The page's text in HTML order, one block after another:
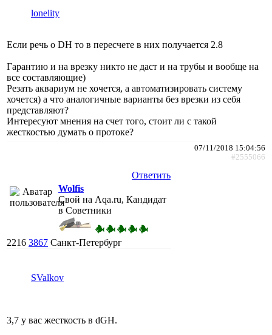
lonelity
Если речь о DH то в пересчете в них получается 2.8
Гарантию и на врезку никто не даст и на трубы и вообще на
все составляющие)
Резать аквариум не хочется, а автоматизировать систему
хочется) а что аналогичные варианты без врезки из себя
представляют?
Интересуют мнения на счет того, стоит ли с такой
жесткостью думать о протоке?
07/11/2018 15:04:56
#2555066
Ответить
Wolfis
Свой на Aqa.ru, Кандидат
в Советники
2216 3867 Санкт-Петербург
SValkov
3,7 у вас жесткость в dGH.